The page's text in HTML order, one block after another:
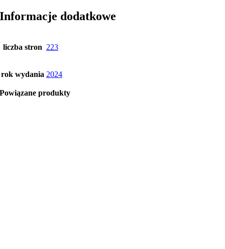
Informacje dodatkowe
liczba stron 223
rok wydania 2024
Powiązane produkty